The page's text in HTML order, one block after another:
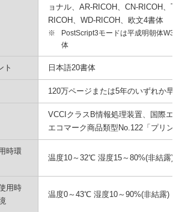
ョナル、AR-RICOH、CN-RICOH、
RICOH、WD-RICOH、欧文4書体
※
PostScript3モードは平成明朝体W3
体
ト 日本語20書体
120万ページまたは5年のいずれか早
VCCIクラスB情報処理装置、国際エ
エコマーク商品類型No.122「プリン
時環
温度10～32℃ 湿度15～80%(非結露)
用時
温度0～43℃ 湿度10～90%(非結露)